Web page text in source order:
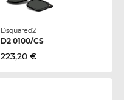
Dsquared2
D2 0100/CS
223,20 €